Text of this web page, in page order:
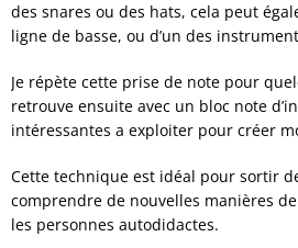
des snares ou des hats, cela peut
ligne de basse, ou d’un des
Je répète cette prise de note pour
retrouve ensuite avec un bloc note
intéressantes a exploiter pour créer
Cette technique est idéal pour sortir
comprendre de nouvelles manières
les personnes autodidactes.